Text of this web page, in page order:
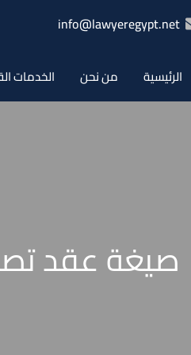
info@lawyeregypt.net
الرئيسية من نحن الخدمات
صيغة عقد